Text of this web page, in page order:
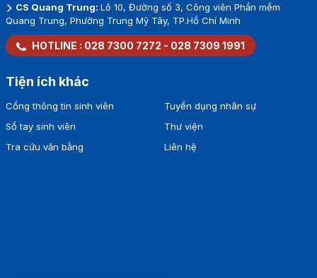
CS Quang Trung: Lô 10, Đường số 3, Công viên Phần mềm
Quang Trung, Phường Trung Mỹ Tây, TP.Hồ Chí Minh
HOTLINE : 028 7300 7272 - 028 7309 1991
Tiện ích khác
Cổng thông tin sinh viên
Sổ tay sinh viên
Tra cứu văn bằng
Tuyển dụng nhân sự
Thư viện
Liên hệ